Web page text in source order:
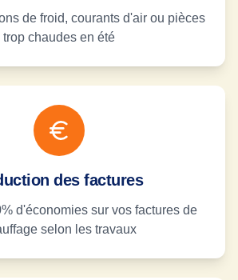
de froid, courants d'air ou pièces
trop chaudes en été
des factures
d'économies sur vos factures de
selon les travaux